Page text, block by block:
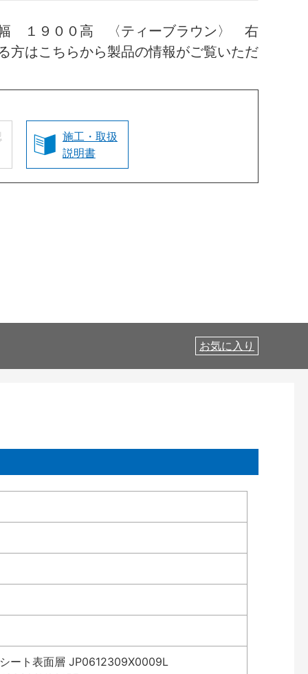
１９００高 〈ティーブラウン〉 右
はこちらから製品の情報がご覧いただ
施工・取扱
説明書
お気に入り
ート表面層 JP0612309X0009L